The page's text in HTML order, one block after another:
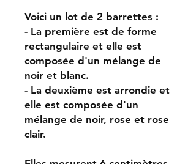
Voici un lot de 2 barrettes :
- La première est de forme
rectangulaire et elle est
composée d'un mélange de
noir et blanc.
- La deuxième est arrondie et
elle est composée d'un
mélange de noir, rose et rose
clair.